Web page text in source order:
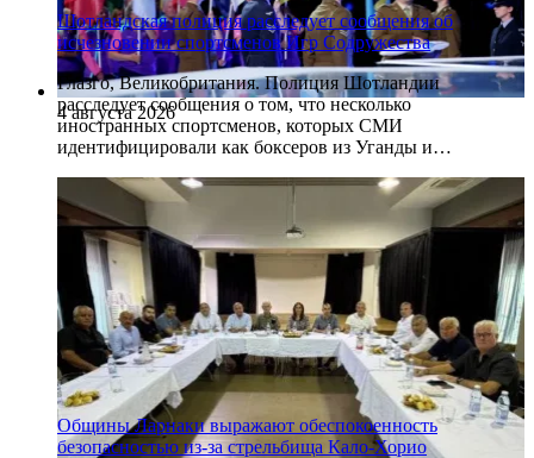
4 августа 2026
Шотландская полиция расследует сообщения об
исчезновении спортсменов Игр Содружества
Глазго, Великобритания. Полиция Шотландии
расследует сообщения о том, что несколько
иностранных спортсменов, которых СМИ
идентифицировали как боксеров из Уганды и…
Общины Ларнаки выражают обеспокоенность
безопасностью из-за стрельбища Кало-Хорио